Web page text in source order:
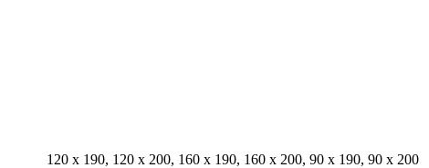
120 x 190, 120 x 200, 160 x 190, 160 x 200, 90 x 190, 90 x 200